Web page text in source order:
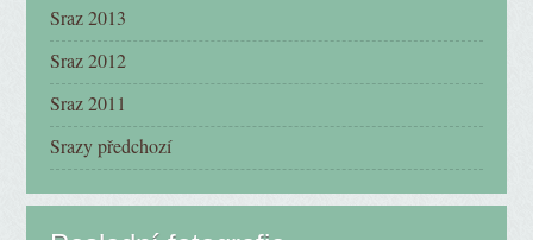
Sraz 2013
Sraz 2012
Sraz 2011
Srazy předchozí